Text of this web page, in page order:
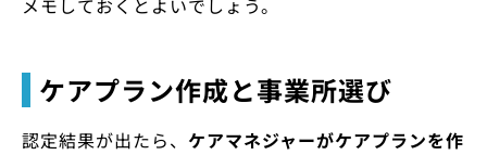
ケアプラン作成と事業所選び
認定結果が出たら、 ケアマネジャーがケアプランを作